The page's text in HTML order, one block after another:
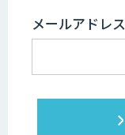
メールアドレス